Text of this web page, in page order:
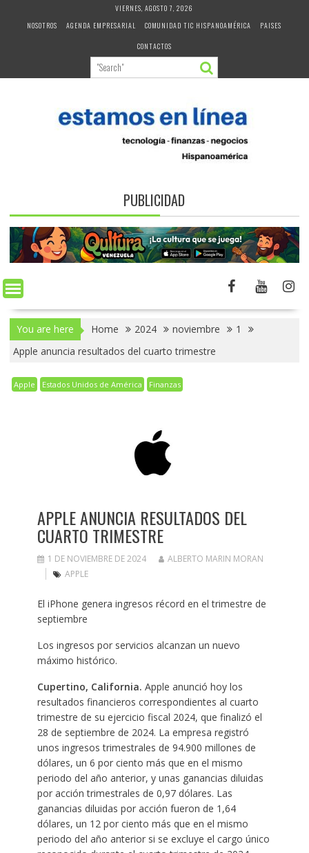
VIERNES, AGOSTO 7, 2026
NOSOTROS
AGENDA EMPRESARIAL COMUNIDAD TIC HISPANOAMÉRICA
PAISES
CONTACTOS
PUBLICIDAD
You are here Home 2024 noviembre
1
Apple anuncia resultados del cuarto trimestre
Apple Estados Unidos de América Finanzas
APPLE ANUNCIA RESULTADOS DEL
CUARTO TRIMESTRE
1 DE NOVIEMBRE DE 2024
ALBERTO MARIN MORAN
APPLE
El iPhone genera ingresos récord en el trimestre de
septiembre
Los ingresos por servicios alcanzan un nuevo
máximo histórico.
Cupertino, California. Apple anunció hoy los
resultados financieros correspondientes al cuarto
trimestre de su ejercicio fiscal 2024, que finalizó el
28 de septiembre de 2024. La empresa registró
unos ingresos trimestrales de 94.900 millones de
dólares, un 6 por ciento más que en el mismo
periodo del año anterior, y unas ganancias diluidas
por acción trimestrales de 0,97 dólares. Las
ganancias diluidas por acción fueron de 1,64
dólares, un 12 por ciento más que en el mismo
periodo del año anterior si se excluye el cargo único